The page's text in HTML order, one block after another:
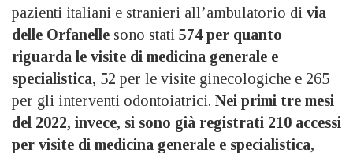
pazienti italiani e stranieri all’ambulatorio di via
delle Orfanelle sono stati 574 per quanto
riguarda le visite di medicina generale e
specialistica, 52 per le visite ginecologiche e 265
per gli interventi odontoiatrici. Nei primi tre mesi
del 2022, invece, si sono già registrati 210 accessi
per visite di medicina generale e specialistica,